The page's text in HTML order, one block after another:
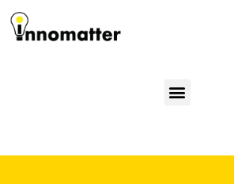
Menu